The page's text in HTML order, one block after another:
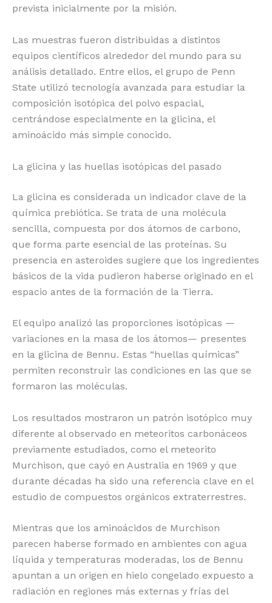
prevista inicialmente por la misión.
Las muestras fueron distribuidas a distintos
equipos científicos alrededor del mundo para su
análisis detallado. Entre ellos, el grupo de Penn
State utilizó tecnología avanzada para estudiar la
composición isotópica del polvo espacial,
centrándose especialmente en la glicina, el
aminoácido más simple conocido.
La glicina y las huellas isotópicas del pasado
La glicina es considerada un indicador clave de la
química prebiótica. Se trata de una molécula
sencilla, compuesta por dos átomos de carbono,
que forma parte esencial de las proteínas. Su
presencia en asteroides sugiere que los ingredientes
básicos de la vida pudieron haberse originado en el
espacio antes de la formación de la Tierra.
El equipo analizó las proporciones isotópicas —
variaciones en la masa de los átomos— presentes
en la glicina de Bennu. Estas “huellas químicas”
permiten reconstruir las condiciones en las que se
formaron las moléculas.
Los resultados mostraron un patrón isotópico muy
diferente al observado en meteoritos carbonáceos
previamente estudiados, como el meteorito
Murchison, que cayó en Australia en 1969 y que
durante décadas ha sido una referencia clave en el
estudio de compuestos orgánicos extraterrestres.
Mientras que los aminoácidos de Murchison
parecen haberse formado en ambientes con agua
líquida y temperaturas moderadas, los de Bennu
apuntan a un origen en hielo congelado expuesto a
radiación en regiones más externas y frías del